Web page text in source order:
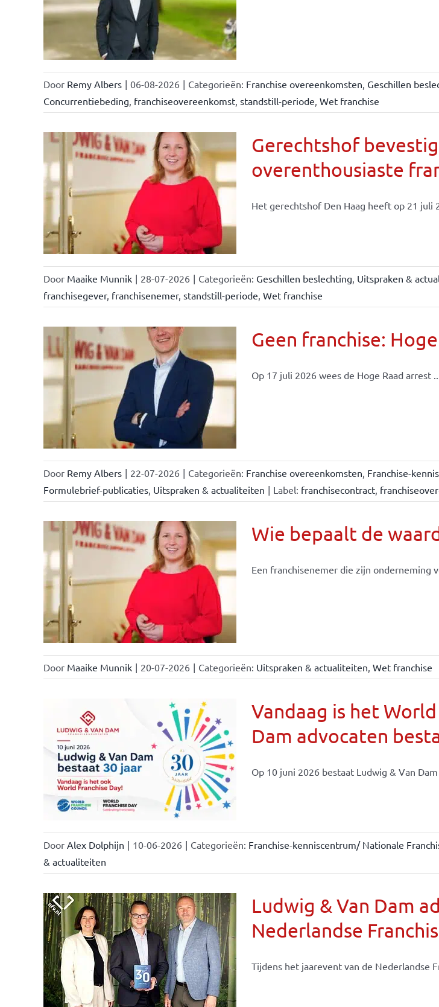
Door Remy Albers | 06-08-2026 | Categorieën: Franchise overeenkomsten, Geschillen
Concurrentiebeding, franchiseovereenkomst, standstill-periode, Wet franchise
Gerechtshof
overenthousiaste
Het gerechtshof Den Haag heeft op 21 juli
Door Maaike Munnik | 28-07-2026 | Categorieën: Geschillen beslechting, Uitspraken &
franchisegever, franchisenemer, standstill-periode, Wet franchise
Geen franchise:
Op 17 juli 2026 wees de Hoge Raad arrest
Door Remy Albers | 22-07-2026 | Categorieën: Franchise overeenkomsten, Franchise-
Formulebrief-publicaties, Uitspraken & actualiteiten | Label: franchisecontract,
Wie bepaalt de
Een franchisenemer die zijn onderneming
Door Maaike Munnik | 20-07-2026 | Categorieën: Uitspraken & actualiteiten, Wet franchise
Vandaag is het
Dam advocaten
Op 10 juni 2026 bestaat Ludwig & Van
Door Alex Dolphijn | 10-06-2026 | Categorieën: Franchise-kenniscentrum/ Nationale
& actualiteiten
Ludwig & Van Dam
Nederlandse
Tijdens het jaarevent van de Nederlandse